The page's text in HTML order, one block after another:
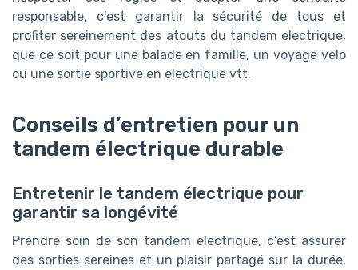
responsable, c’est garantir la sécurité de tous et
profiter sereinement des atouts du tandem electrique,
que ce soit pour une balade en famille, un voyage velo
ou une sortie sportive en electrique vtt.
Conseils d’entretien pour un
tandem électrique durable
Entretenir le tandem électrique pour
garantir sa longévité
Prendre soin de son tandem electrique, c’est assurer
des sorties sereines et un plaisir partagé sur la durée.